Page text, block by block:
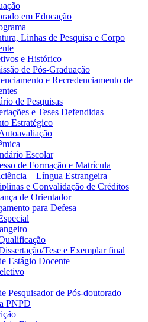
em Educação
Linhas de Pesquisa e Corpo
e Histórico
de Pós-Graduação
e Recredenciamento de
de Pesquisas
e Teses Defendidas
Estratégico
Escolar
de Formação e Matrícula
– Língua Estrangeira
e Convalidação de Créditos
de Orientador
para Defesa
Tese e Exemplar final
Estágio Docente
Pesquisador de Pós-doutorado
PNPD